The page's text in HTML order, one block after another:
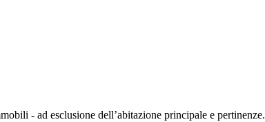
- ad esclusione dell’abitazione principale e pertinenze.